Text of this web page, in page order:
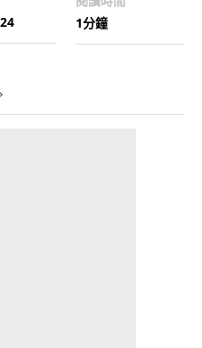
1分鐘